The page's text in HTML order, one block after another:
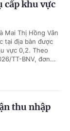
cấp khu vực
Mai Thị Hồng Vân
tại địa bàn được
vực 0,2. Theo
TT-BNV, đơn...
thu nhập